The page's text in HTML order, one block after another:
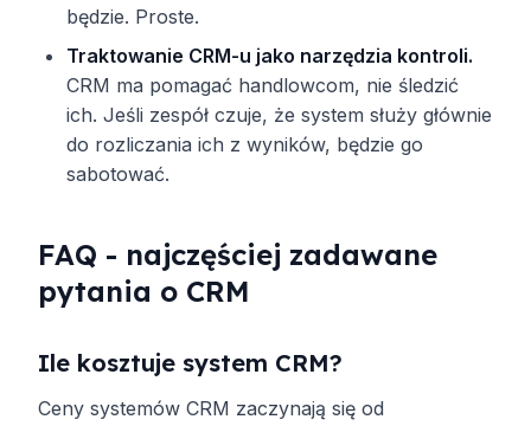
będzie. Proste.
Traktowanie CRM-u jako narzędzia kontroli.
CRM ma pomagać handlowcom, nie śledzić
ich. Jeśli zespół czuje, że system służy głównie
do rozliczania ich z wyników, będzie go
sabotować.
FAQ - najczęściej zadawane
pytania o CRM
Ile kosztuje system CRM?
Ceny systemów CRM zaczynają się od